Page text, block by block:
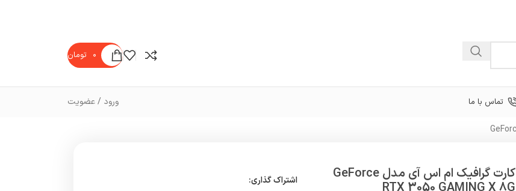
۰ تومان
تماس با ما ورود / عضویت
کارت گرافیک ام اس آی مدل GeForce
اشتراک گذاری: